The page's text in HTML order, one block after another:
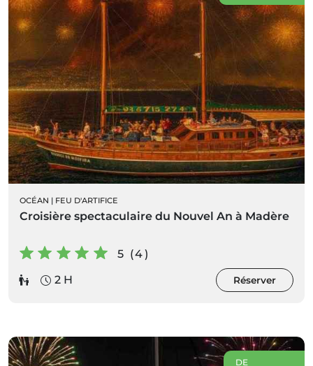
OCÉAN | FEU D'ARTIFICE
Croisière spectaculaire du Nouvel An à Madère
5 (4)
2 H
Réserver
DE